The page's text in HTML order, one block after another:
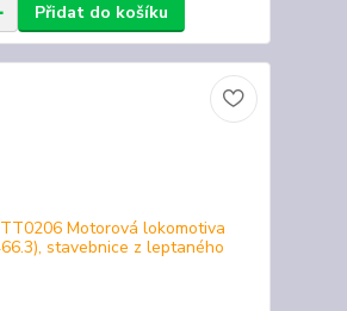
Přidat do košíku